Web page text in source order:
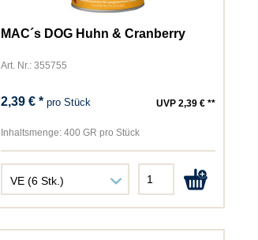
MAC´s DOG Huhn & Cranberry
Art. Nr.: 355755
2,39 € *pro Stück UVP 2,39 € **
Inhaltsmenge: 400 GR pro Stück